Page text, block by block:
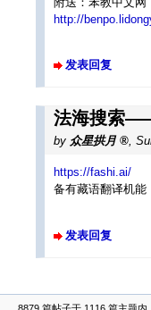
http://
发表回复
法海搜索
by 众星拱月 ,
https://fashi.ai/
备有藏语翻译机能
发表回复